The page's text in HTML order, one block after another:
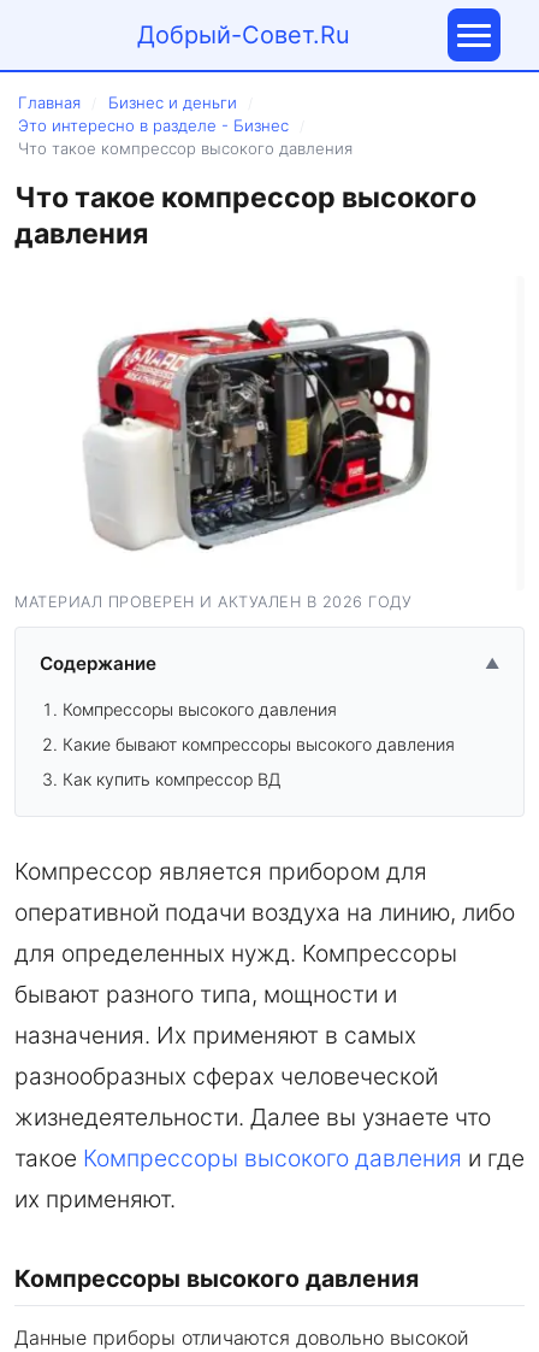
Добрый-Совет.Ru
Главная Бизнес и деньги
Это интересно в разделе - Бизнес
Что такое компрессор высокого давления
Что такое компрессор высокого
давления
МАТЕРИАЛ ПРОВЕРЕН И АКТУАЛЕН В 2026 ГОДУ
Содержание ▲
Компрессоры высокого давления
Какие бывают компрессоры высокого давления
Как купить компрессор ВД
Компрессор является прибором для
оперативной подачи воздуха на линию, либо
для определенных нужд. Компрессоры
бывают разного типа, мощности и
назначения. Их применяют в самых
разнообразных сферах человеческой
жизнедеятельности. Далее вы узнаете что
такое Компрессоры высокого давления и где
их применяют.
Компрессоры высокого давления
Данные приборы отличаются довольно высокой